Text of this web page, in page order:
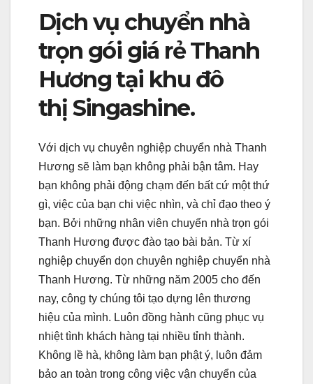
Dịch vụ chuyển nhà
trọn gói giá rẻ Thanh
Hương tại khu đô
thị Singashine.
Với dịch vụ chuyên nghiệp chuyển nhà Thanh
Hương sẽ làm bạn không phải bận tâm. Hay
bạn không phải động chạm đến bất cứ một thứ
gì, việc của bạn chi việc nhìn, và chỉ đạo theo ý
bạn. Bởi những nhân viên chuyển nhà trọn gói
Thanh Hương được đào tạo bài bản. Từ xí
nghiệp chuyển dọn chuyên nghiệp chuyển nhà
Thanh Hương. Từ những năm 2005 cho đến
nay, công ty chúng tôi tạo dựng lên thương
hiệu của mình. Luôn đồng hành cũng phục vụ
nhiệt tình khách hàng tại nhiều tỉnh thành.
Không lề hà, không làm bạn phật ý, luôn đảm
bảo an toàn trong công việc vận chuyển của